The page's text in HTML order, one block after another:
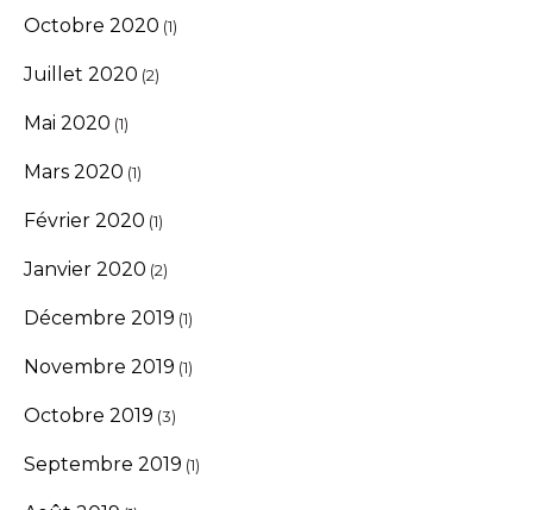
Octobre 2020 (1)
Juillet 2020 (2)
Mai 2020 (1)
Mars 2020 (1)
Février 2020 (1)
Janvier 2020 (2)
Décembre 2019 (1)
Novembre 2019 (1)
Octobre 2019 (3)
Septembre 2019 (1)